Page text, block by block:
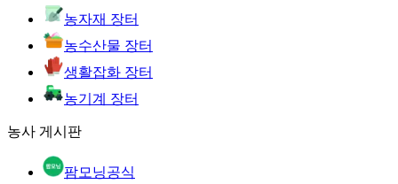
농자재 장터
농수산물 장터
생활잡화 장터
농기계 장터
농사 게시판
팜모닝공식